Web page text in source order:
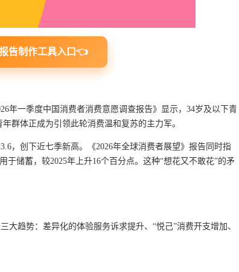
告制作工具入口👈
年一季度中国消费者消费意愿调查报告》显示，34岁及以下青
群体正成为引领此轮消费温和复苏的主力军。
，创下近七季新高。《2026年全球消费者展望》报告同时指
储蓄，较2025年上升16个百分点。这种“想花又不敢花”的矛
大趋势：差异化的体验服务诉求提升、“悦己”消费开支增加、